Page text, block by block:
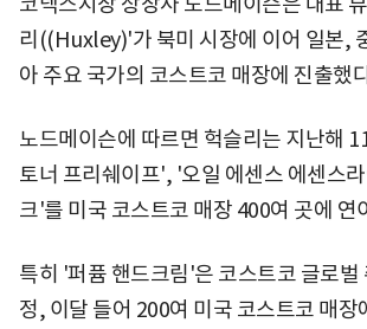
리((Huxley)'가 북미 시장에 이어 일본,
아 주요 국가의 코스트코 매장에 진출했
노드메이슨에 따르면 헉슬리는 지난해
토너 프리쉐이프', '오일 에센스 에센스
크'를 미국 코스트코 매장 400여 곳에 연
특히 '퍼퓸 핸드크림'은 코스트코 글로벌
정, 이달 들어 200여 미국 코스트코 매장